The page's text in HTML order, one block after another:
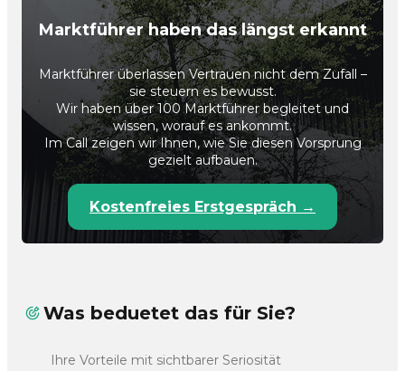
Marktführer haben das längst erkannt
Marktführer überlassen Vertrauen nicht dem Zufall –
sie steuern es bewusst.
Wir haben über 100 Marktführer begleitet und
wissen, worauf es ankommt.
Im Call zeigen wir Ihnen, wie Sie diesen Vorsprung
gezielt aufbauen.
Kostenfreies Erstgespräch →
Was beduetet das für Sie?
Ihre Vorteile mit sichtbarer Seriosität